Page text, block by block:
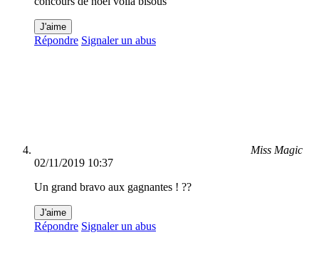
J'aime
Répondre Signaler un abus
Miss Magic
02/11/2019 10:37
Un grand bravo aux gagnantes ! ??
J'aime
Répondre Signaler un abus